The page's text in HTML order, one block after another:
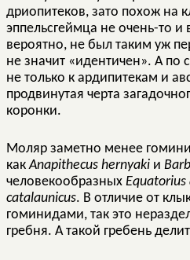
дриопитеков, зато похож на
эппельсгеймца не очень-то
вероятно, не был таким уж
не значит «идентичен». А
не только к ардипитекам и
продвинутая черта
коронки.
Моляр заметно менее
какAnapithecus hernyaki и
человекообразных Equatorius
catalaunicus. В отличие от
гоминидами, так это
гребня. А такой гребень